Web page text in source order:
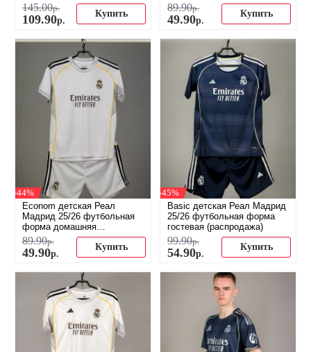
145.00р.
109.90р.
Купить
89.90р.
49.90р.
Купить
-44%
Econom детская Реал
Мадрид 25/26 футбольная
форма домашняя
(распродажа)
89.90р.
49.90р.
Купить
-45%
Basic детская Реал Мадрид
25/26 футбольная форма
гостевая (распродажа)
99.90р.
54.90р.
Купить